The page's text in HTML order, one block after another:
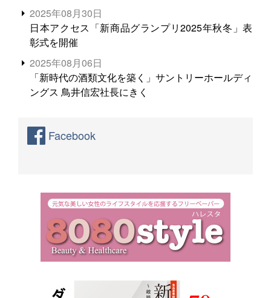
2025年08月30日
日本アクセス「新商品グランプリ2025年秋冬」表
彰式を開催
2025年08月06日
「新時代の酒類文化を築く」サントリーホールディ
ングス 鳥井信宏社長にきく
Facebook